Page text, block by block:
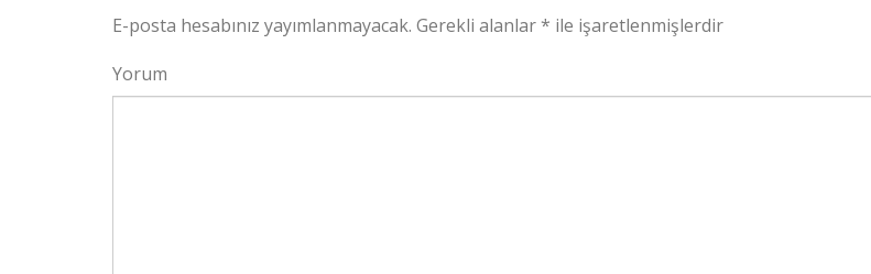
E-posta hesabınız yayımlanmayacak. Gerekli alanlar* ile işaretlenmişlerdir
Yorum